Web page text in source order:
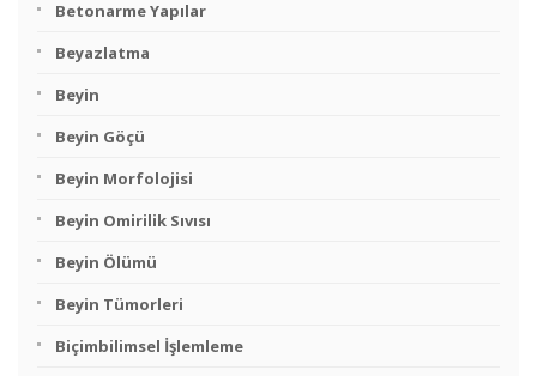
Betonarme Yapılar
Beyazlatma
Beyin
Beyin Göçü
Beyin Morfolojisi
Beyin Omirilik Sıvısı
Beyin Ölümü
Beyin Tümorleri
Biçimbilimsel İşlemleme